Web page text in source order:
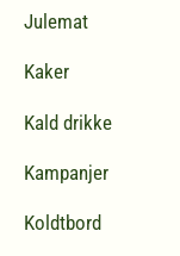
Julemat
Kaker
Kald drikke
Kampanjer
Koldtbord